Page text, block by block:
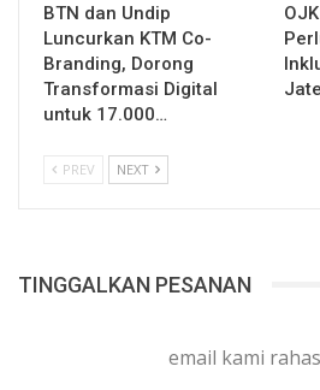
BTN dan Undip
Luncurkan KTM Co-
Branding, Dorong
Transformasi Digital
untuk 17.000…
PREV NEXT
TINGGALKAN PESANAN
email kami